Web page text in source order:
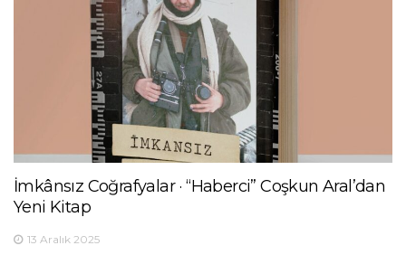
İmkânsız Coğrafyalar · “Haberci” Coşkun Aral’dan
Yeni Kitap
13 Aralık 2025